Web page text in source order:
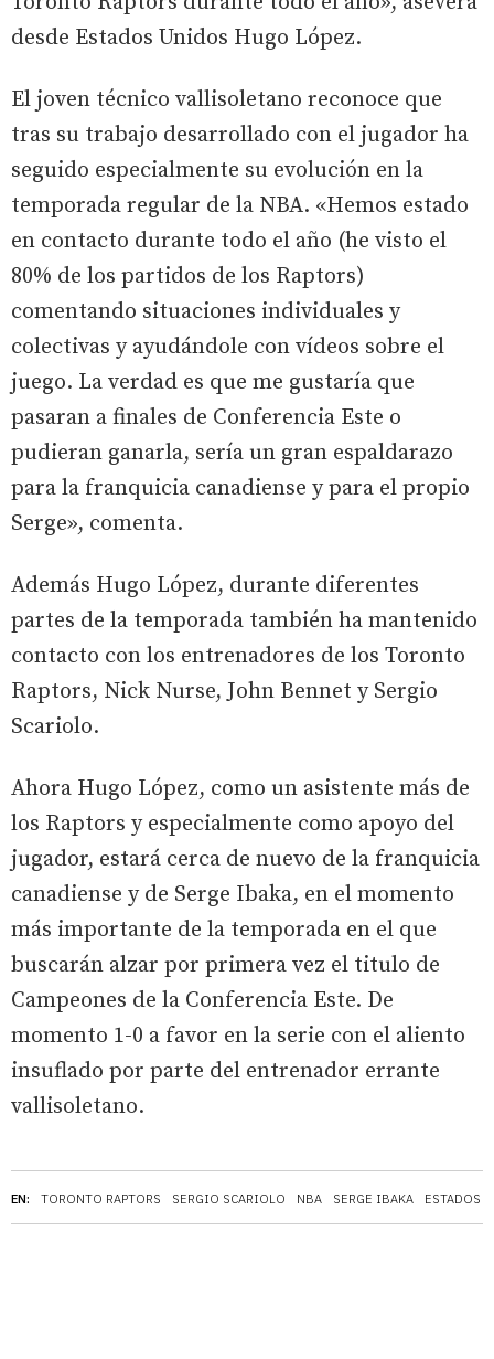
EN: TORONTO RAPTORS SERGIO SCARIOLO NBA SERGE IBAKA ESTADOS
desde Estados Unidos Hugo López.
El joven técnico vallisoletano reconoce que
tras su trabajo desarrollado con el jugador ha
seguido especialmente su evolución en la
temporada regular de la NBA. «Hemos estado
en contacto durante todo el año (he visto el
80% de los partidos de los Raptors)
comentando situaciones individuales y
colectivas y ayudándole con vídeos sobre el
juego. La verdad es que me gustaría que
pasaran a finales de Conferencia Este o
pudieran ganarla, sería un gran espaldarazo
para la franquicia canadiense y para el propio
Serge», comenta.
Además Hugo López, durante diferentes
partes de la temporada también ha mantenido
contacto con los entrenadores de los Toronto
Raptors, Nick Nurse, John Bennet y Sergio
Scariolo.
Ahora Hugo López, como un asistente más de
los Raptors y especialmente como apoyo del
jugador, estará cerca de nuevo de la franquicia
canadiense y de Serge Ibaka, en el momento
más importante de la temporada en el que
buscarán alzar por primera vez el titulo de
Campeones de la Conferencia Este. De
momento 1-0 a favor en la serie con el aliento
insuflado por parte del entrenador errante
vallisoletano.